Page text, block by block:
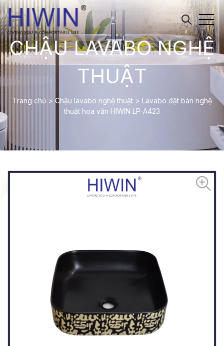
CHẬU LAVABO NGHỆ
THUẬT
Trang chủ> Chậu lavabo nghệ thuật> Lavabo đặt bàn nghệ
thuật hoa văn HIWIN LP-A423